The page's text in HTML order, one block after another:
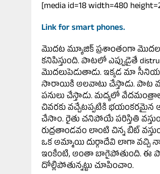
[media id=18 width=480
Link for smart phones.
మొదట మ్యూజిక్ ప్రశాంతంగా
కనిపిస్తుంది. పాటలో ఎప్పుడైతే
మొదలుపెడుతాడు. ఇక్కడ మా సీనియర్,
సారాయికి అలవాటు చేస్తాడు. పాట
పనులు చేస్తాడు. మద్యలో
చివరకు వచ్చేటప్పటికి భయంకరమైన
చేసాం. రైతు చనిపోయే పరిస్తితి
రుద్రతాండవం లాంటి చిన్న బిట్
ఒక అమ్మాయి దుర్గాదేవి లాగా వచ్చి
ఇంకేంటి, అంతా బాగైపోతుంది. ఈ
దోల్లిపోతున్నట్టు చూపించాం.